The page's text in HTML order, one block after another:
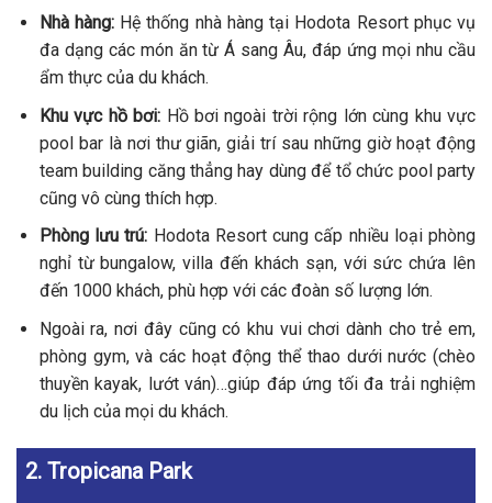
Nhà hàng: Hệ thống nhà hàng tại Hodota Resort phục vụ
đa dạng các món ăn từ Á sang Âu, đáp ứng mọi nhu cầu
ẩm thực của du khách.
Khu vực hồ bơi: Hồ bơi ngoài trời rộng lớn cùng khu vực
pool bar là nơi thư giãn, giải trí sau những giờ hoạt động
team building căng thẳng hay dùng để tổ chức pool party
cũng vô cùng thích hợp.
Phòng lưu trú: Hodota Resort cung cấp nhiều loại phòng
nghỉ từ bungalow, villa đến khách sạn, với sức chứa lên
đến 1000 khách, phù hợp với các đoàn số lượng lớn.
Ngoài ra, nơi đây cũng có khu vui chơi dành cho trẻ em,
phòng gym, và các hoạt động thể thao dưới nước (chèo
thuyền kayak, lướt ván)…giúp đáp ứng tối đa trải nghiệm
du lịch của mọi du khách.
2. Tropicana Park